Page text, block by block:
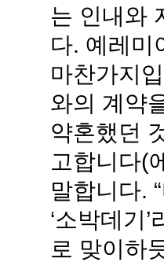
는 인내와
다. 예레미
마찬가지
와의 계약
약혼했던
고합니다(
말합니다.
‘소박데기
로 맞이하